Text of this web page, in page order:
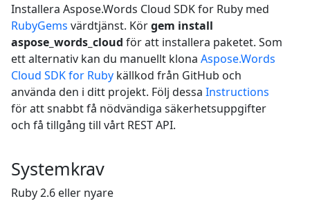
Installera Aspose.Words Cloud SDK for Ruby med
RubyGems värdtjänst. Körgem install
aspose_words_cloud för att installera paketet. Som
ett alternativ kan du manuellt klona Aspose.Words
Cloud SDK for Ruby källkod från GitHub och
använda den i ditt projekt. Följ dessa Instructions
för att snabbt få nödvändiga säkerhetsuppgifter
och få tillgång till vårt REST API.
Systemkrav
Ruby 2.6 eller nyare